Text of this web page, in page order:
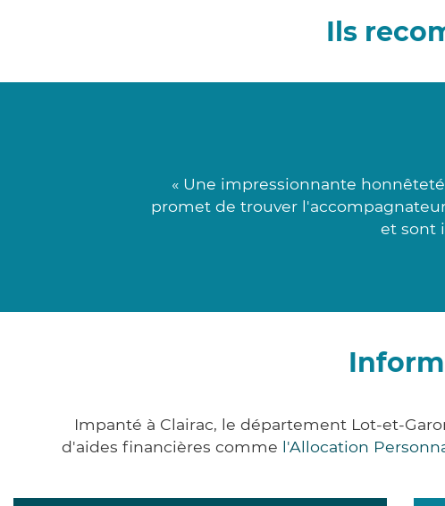
Ils
« Une impressionnante
promet de trouver
et sont
Impanté à Clairac, le département Lot-et-
d'aides financières comme l'Allocation